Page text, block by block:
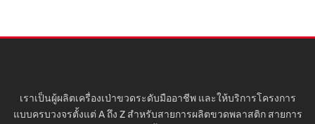
เราเป็นผู้ผลิตเครื่องเป่าขวดระดับมืออาชีพ และให้บริการโครงการ
แบบครบวงจรตั้งแต่ A ถึง Z สำหรับสายการผลิตขวดพลาสติก สายการ